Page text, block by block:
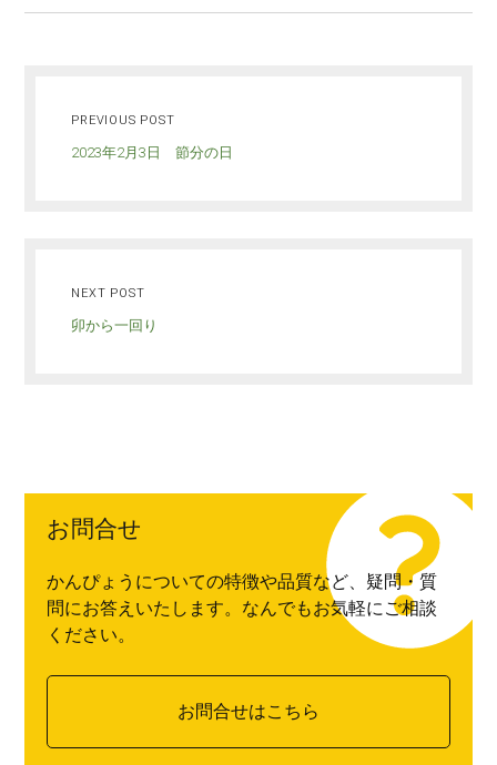
PREVIOUS POST
2023年2月3日 節分の日
NEXT POST
卯から一回り
お問合せ
かんぴょうについての特徴や品質など、疑問・質
問にお答えいたします。なんでもお気軽にご相談
ください。
お問合せはこちら